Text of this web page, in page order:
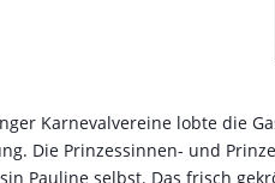
Karnevalvereine lobte die
Die Prinzessinnen- und
Pauline selbst. Das frisch